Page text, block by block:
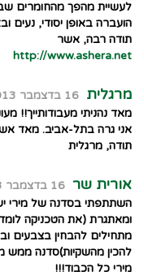
לעשיית מהפך מהחומרים
הועברה באופן יסודי, נעים
תודה רבה, אשר
http://www.ashera.net
מרגלית 16 בדצמבר 2013 בשעה 14:29
מאד נהניתי מעבודותייך!!
אני גרה בתל-אביב. מאד
תודה, מרגלית
אורית שר 16 בדצמבר 2013 בשעה 20:39
השתתפתי בסדנה של מירי
ומאתגרת (את הטכניקה
מתחילים להבחין בצבעים
להכין מהשקיות)סדנה ממש
מירי כל הכבוד!!!